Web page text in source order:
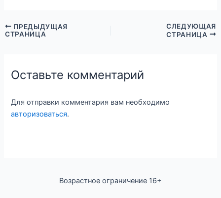
ПРЕДЫДУЩАЯ
СТРАНИЦА
СЛЕДУЮЩАЯ
СТРАНИЦА
Оставьте комментарий
Для отправки комментария вам необходимо
авторизоваться.
Возрастное ограничение 16+